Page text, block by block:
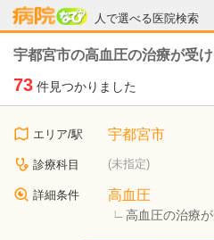
人で選べる医院検索
病院なび
宇都宮市の高血圧の治療が受
73 件見つかりました
エリア/駅 宇都宮市
診療科目 (未指定)
詳細条件 高血圧
高血圧の治療